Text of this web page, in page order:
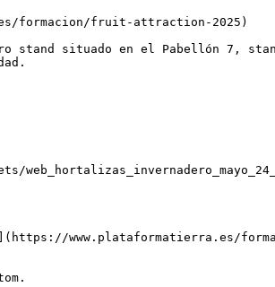
formacion/fruit-attraction-2025)
situado en el Pabellón 7,
www.plataformatierra.es/